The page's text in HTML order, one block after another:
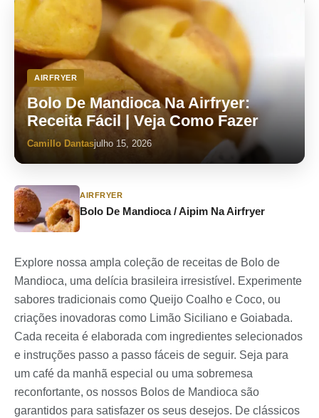
AIRFRYER
Bolo De Mandioca Na Airfryer:
Receita Fácil | Veja Como Fazer
Camillo Dantasjulho 15, 2026
AIRFRYER
Bolo De Mandioca / Aipim Na Airfryer
Explore nossa ampla coleção de receitas de Bolo de
Mandioca, uma delícia brasileira irresistível. Experimente
sabores tradicionais como Queijo Coalho e Coco, ou
criações inovadoras como Limão Siciliano e Goiabada.
Cada receita é elaborada com ingredientes selecionados
e instruções passo a passo fáceis de seguir. Seja para
um café da manhã especial ou uma sobremesa
reconfortante, os nossos Bolos de Mandioca são
garantidos para satisfazer os seus desejos. De clássicos